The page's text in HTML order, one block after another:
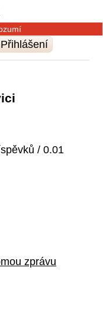
Přihlášení
/ 0.01
zprávu